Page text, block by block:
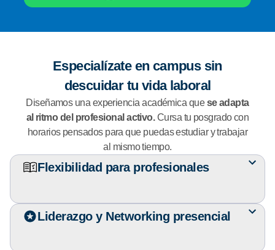
Especialízate en campus sin
descuidar tu vida laboral
Diseñamos una experiencia académica quese adapta
al ritmo del profesional activo.Cursa tu posgrado con
horarios pensados para que puedas estudiar y trabajar
al mismo tiempo.
Flexibilidad para profesionales
Liderazgo y Networking presencial